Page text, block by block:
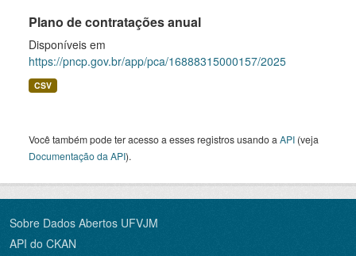
Plano de contratações anual
Disponíveis em
https://pncp.gov.br/app/pca/16888315000157/2025
CSV
Você também pode ter acesso a esses registros usando a API (veja
Documentação da API).
Sobre Dados Abertos UFVJM
API do CKAN